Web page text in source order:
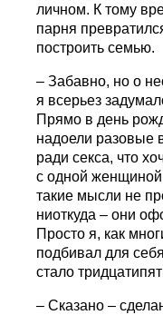
личном. К тому
парня
построить семью.
– Забавно, но о
я всерьез
Прямо в день
надоели разовые
ради секса, что
с одной женщиной
такие мысли не
ниоткуда – они
Просто я, как
подбивал для
стало
– Сказано –